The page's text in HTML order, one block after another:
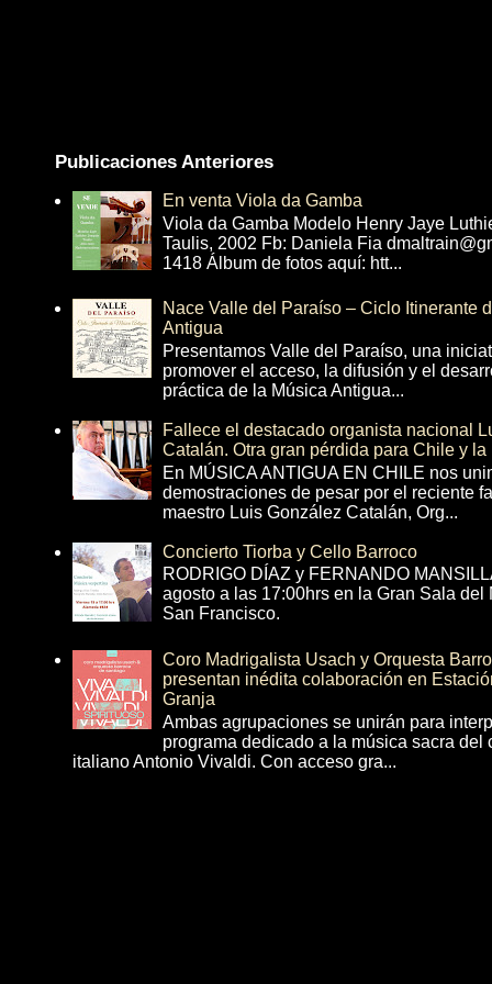
Publicaciones Anteriores
En venta Viola da Gamba
Viola da Gamba Modelo Henry Jaye
Taulis, 2002 Fb: Daniela Fia
1418 Álbum de fotos aquí: htt...
Nace Valle del Paraíso – Ciclo Itinerante
Antigua
Presentamos Valle del Paraíso, una
promover el acceso, la difusión y el
práctica de la Música Antigua...
Fallece el destacado organista nacional
Catalán. Otra gran pérdida para Chile y la
En MÚSICA ANTIGUA EN CHILE nos
demostraciones de pesar por el reciente
maestro Luis González Catalán, Org...
Concierto Tiorba y Cello Barroco
RODRIGO DÍAZ y FERNANDO
agosto a las 17:00hrs en la Gran Sala
San Francisco.
Coro Madrigalista Usach y Orquesta
presentan inédita colaboración en
Granja
Ambas agrupaciones se unirán para
programa dedicado a la música sacra del
italiano Antonio Vivaldi. Con acceso gra...